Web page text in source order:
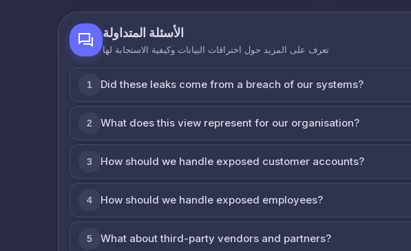
الأسئلة المتداولة
تعرف على المزيد حول اختراقات البيانات وكيفية الاستجابة لها
1 Did these leaks come from a breach of our systems?
2 What does this view represent for our organisation?
3 How should we handle exposed customer accounts?
4 How should we handle exposed employees?
5 What about third-party vendors and partners?